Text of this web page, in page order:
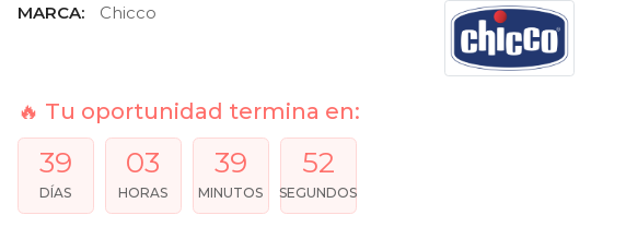
MARCA: Chicco
🔥 Tu oportunidad termina en:
39
DÍAS
03
HORAS
39
MINUTOS
51
SEGUNDOS